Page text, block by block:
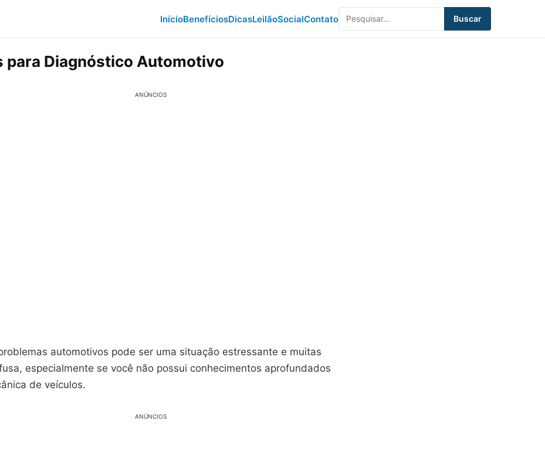
InícioBenefíciosDicasLeilãoSocialContato Buscar
para Diagnóstico Automotivo
ANÚNCIOS
automotivos pode ser uma situação estressante e muitas
especialmente se você não possui conhecimentos aprofundados
de veículos.
ANÚNCIOS